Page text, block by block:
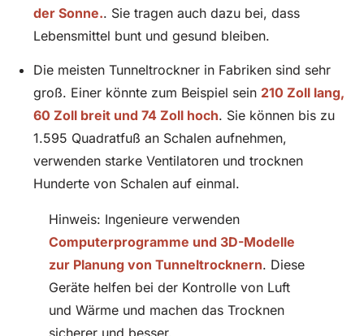
der Sonne.. Sie tragen auch dazu bei, dass
Lebensmittel bunt und gesund bleiben.
Die meisten Tunneltrockner in Fabriken sind sehr
groß. Einer könnte zum Beispiel sein 210 Zoll lang,
60 Zoll breit und 74 Zoll hoch. Sie können bis zu
1.595 Quadratfuß an Schalen aufnehmen,
verwenden starke Ventilatoren und trocknen
Hunderte von Schalen auf einmal.
Hinweis: Ingenieure verwenden
Computerprogramme und 3D-Modelle
zur Planung von Tunneltrocknern. Diese
Geräte helfen bei der Kontrolle von Luft
und Wärme und machen das Trocknen